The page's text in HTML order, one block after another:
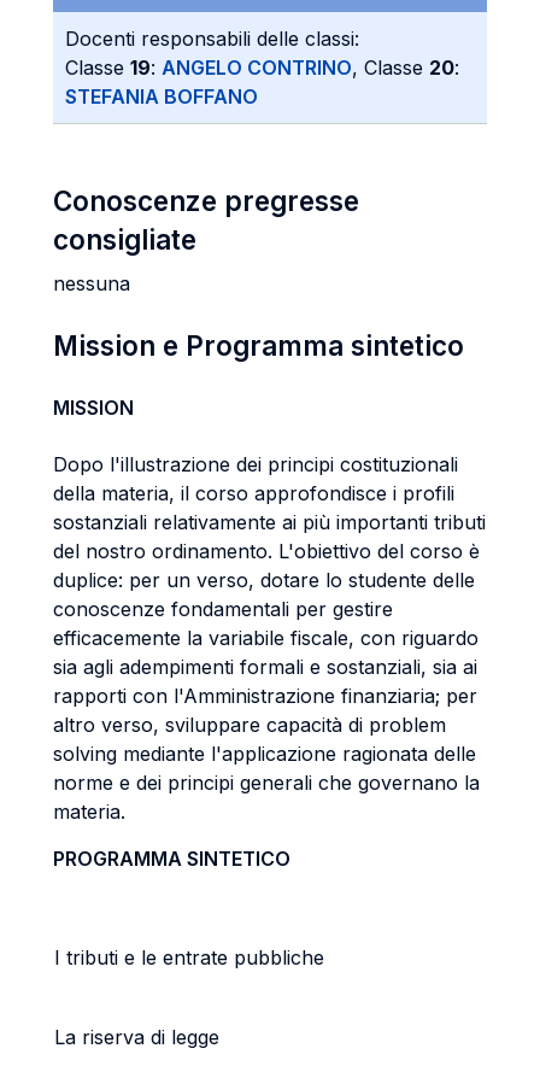
Docenti responsabili delle classi:
Classe 19: ANGELO CONTRINO, Classe 20:
STEFANIA BOFFANO
Conoscenze pregresse
consigliate
nessuna
Mission e Programma sintetico
MISSION
Dopo l'illustrazione dei principi costituzionali
della materia, il corso approfondisce i profili
sostanziali relativamente ai più importanti tributi
del nostro ordinamento. L'obiettivo del corso è
duplice: per un verso, dotare lo studente delle
conoscenze fondamentali per gestire
efficacemente la variabile fiscale, con riguardo
sia agli adempimenti formali e sostanziali, sia ai
rapporti con l'Amministrazione finanziaria; per
altro verso, sviluppare capacità di problem
solving mediante l'applicazione ragionata delle
norme e dei principi generali che governano la
materia.
PROGRAMMA SINTETICO
I tributi e le entrate pubbliche
La riserva di legge